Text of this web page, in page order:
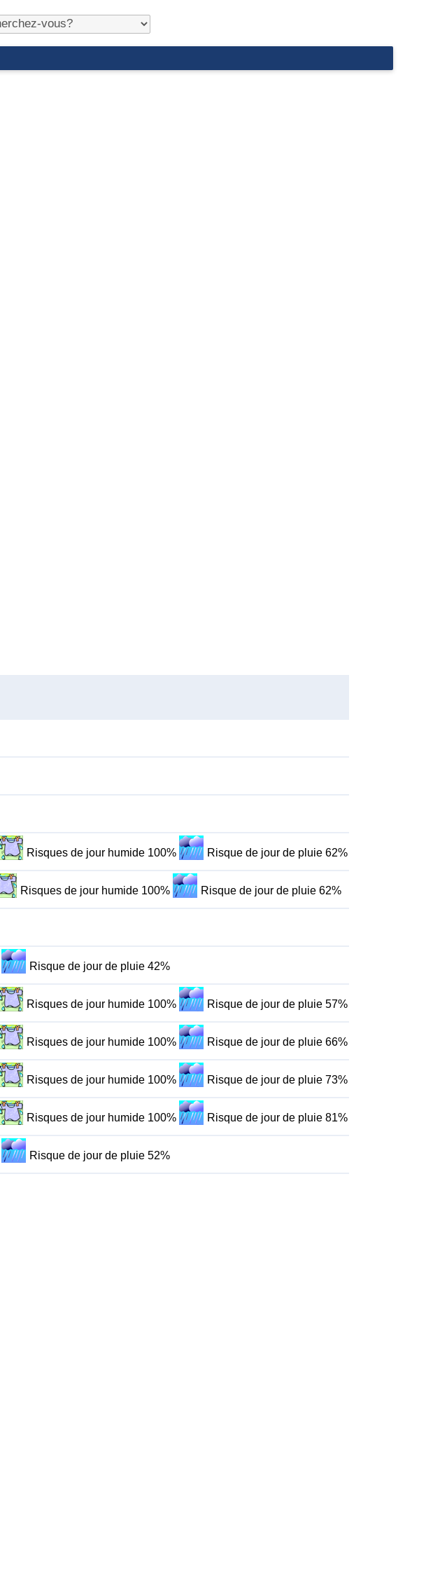
Risques de jour humide 100% Risque de jour de pluie 62%
Risques de jour humide 100% Risque de jour de pluie 62%
Risque de jour de pluie 42%
Risques de jour humide 100% Risque de jour de pluie 57%
Risques de jour humide 100% Risque de jour de pluie 66%
Risques de jour humide 100% Risque de jour de pluie 73%
Risques de jour humide 100% Risque de jour de pluie 81%
Risque de jour de pluie 52%